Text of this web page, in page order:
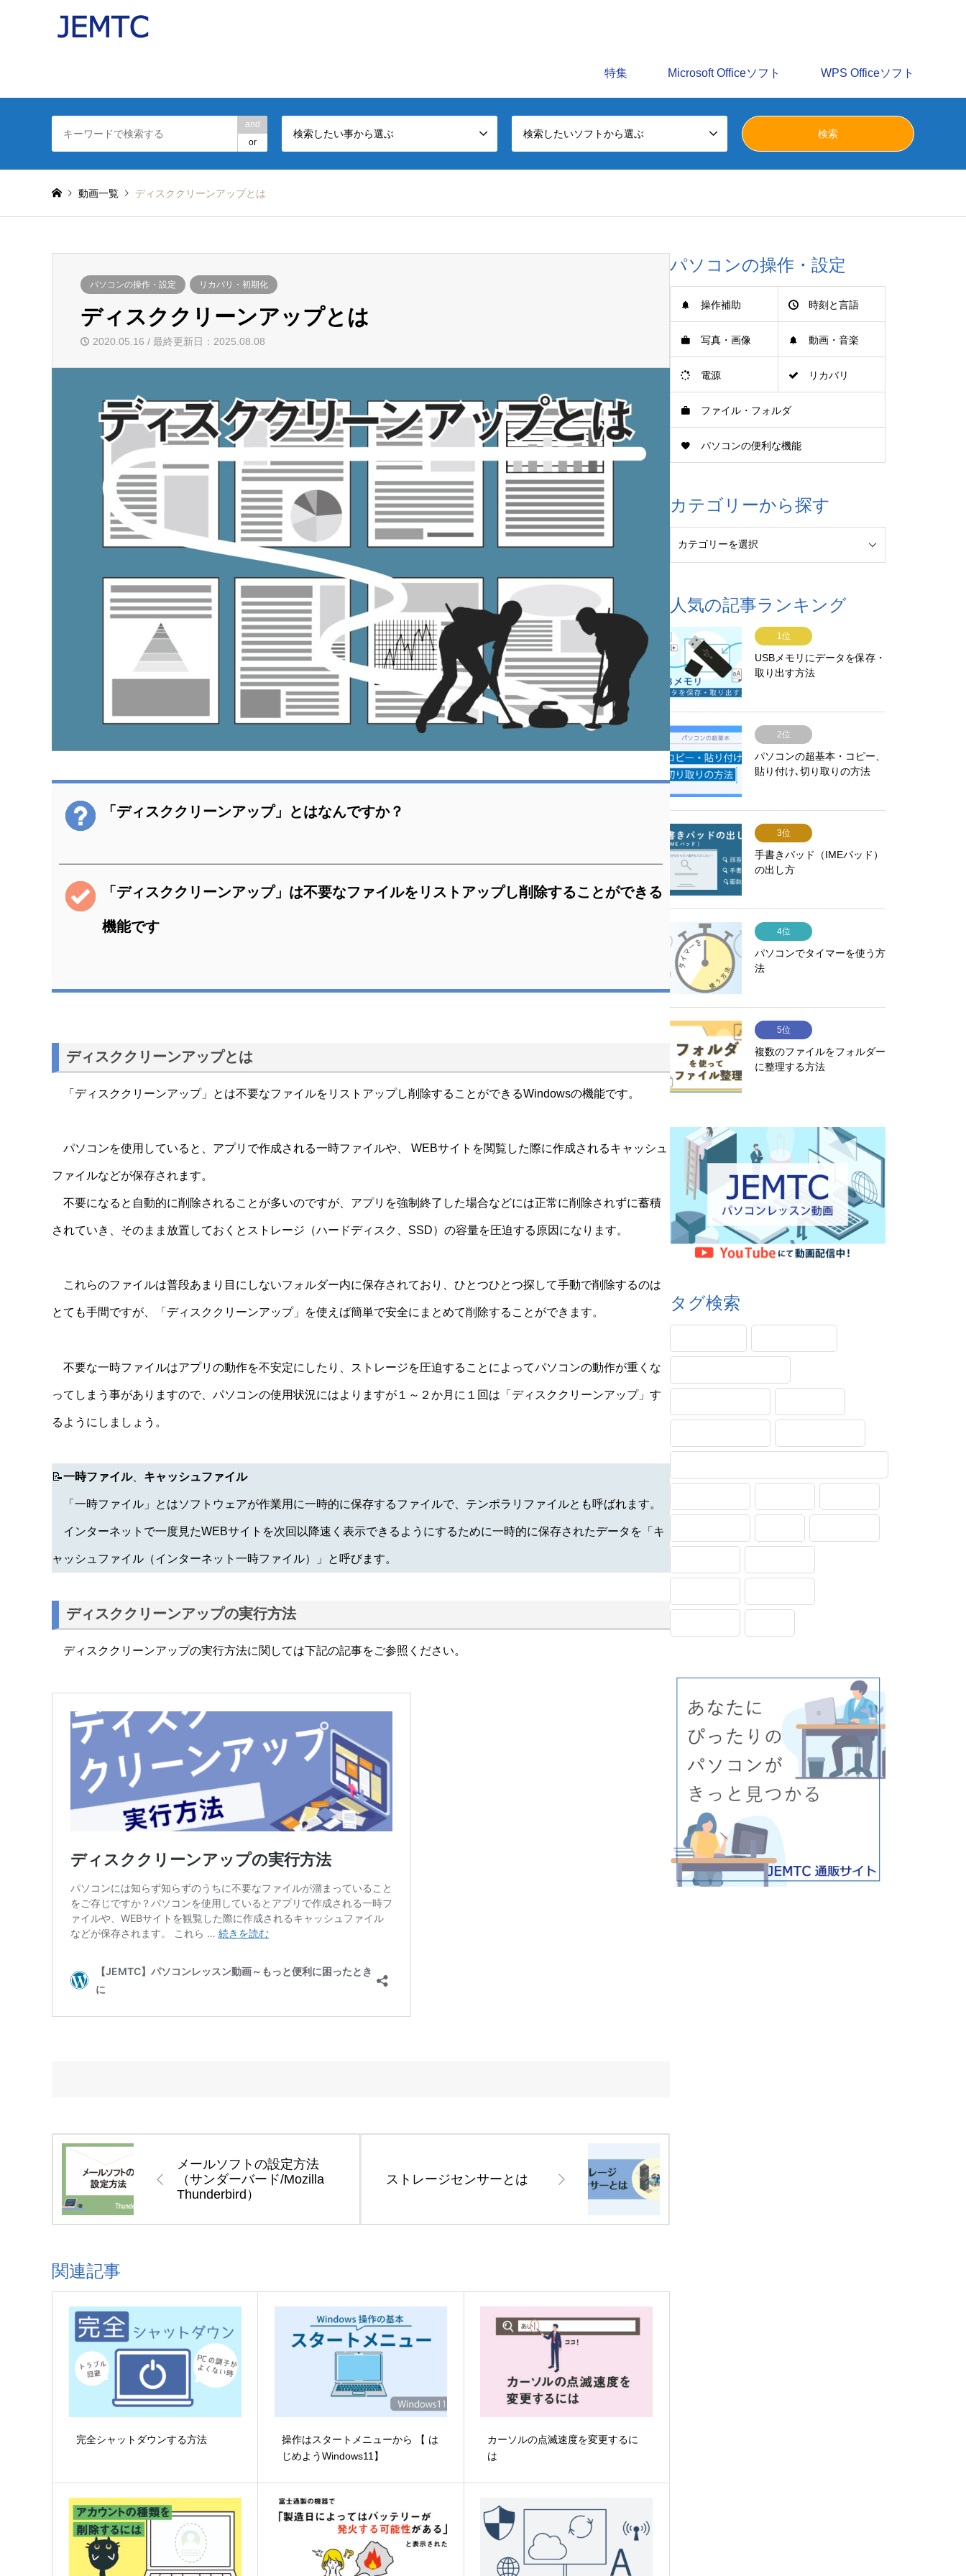
特集 Microsoft Officeソフト WPS Officeソフト
and
or
検索したい事から選ぶ 検索したいソフトから選ぶ
動画一覧 ディスククリーンアップとは
パソコンの操作・設定 リカバリ・初期化
ディスククリーンアップとは
2020.05.16 / 最終更新日：2025.08.08
「ディスククリーンアップ」とはなんですか？
「ディスククリーンアップ」は不要なファイルをリストアップし削除することができる
機能です
ディスククリーンアップとは
「ディスククリーンアップ」とは不要なファイルをリストアップし削除することができるWindowsの機能です。
パソコンを使用していると、アプリで作成される一時ファイルや、 WEBサイトを閲覧した際に作成されるキャッシュ
ファイルなどが保存されます。
不要になると自動的に削除されることが多いのですが、アプリを強制終了した場合などには正常に削除されずに蓄積
されていき、そのまま放置しておくとストレージ（ハードディスク、SSD）の容量を圧迫する原因になります。
これらのファイルは普段あまり目にしないフォルダー内に保存されており、ひとつひとつ探して手動で削除するのは
とても手間ですが、「ディスククリーンアップ」を使えば簡単で安全にまとめて削除することができます。
不要な一時ファイルはアプリの動作を不安定にしたり、ストレージを圧迫することによってパソコンの動作が重くな
ってしまう事がありますので、パソコンの使用状況にはよりますが１～２か月に１回は「ディスククリーンアップ」す
るようにしましょう。
📝一時ファイル、 キャッシュファイル
「一時ファイル」とはソフトウェアが作業用に一時的に保存するファイルで、テンポラリファイルとも呼ばれます。
インターネットで一度見たWEBサイトを次回以降速く表示できるようにするために一時的に保存されたデータを「キ
ャッシュファイル（インターネット一時ファイル）」と呼びます。
ディスククリーンアップの実行方法
ディスククリーンアップの実行方法に関しては下記の記事をご参照ください。
メールソフトの設定方法
（サンダーバード/Mozilla
Thunderbird）
ストレージセンサーとは
関連記事
完全シャットダウンする方法
操作はスタートメニューから 【 は
じめようWindows11】
カーソルの点滅速度を変更するに
は
パソコンの操作・設定
操作補助 時刻と言語
写真・画像 動画・音楽
電源 リカバリ
ファイル・フォルダ
パソコンの便利な機能
カテゴリーから探す
人気の記事ランキング
1位
USBメモリにデータを保存・
取り出す方法
2位
パソコンの超基本・コピー、
貼り付け､切り取りの方法
3位
手書きパッド（IMEパッド）
の出し方
4位
パソコンでタイマーを使う方
法
5位
複数のファイルをフォルダー
に整理する方法
タグ検索